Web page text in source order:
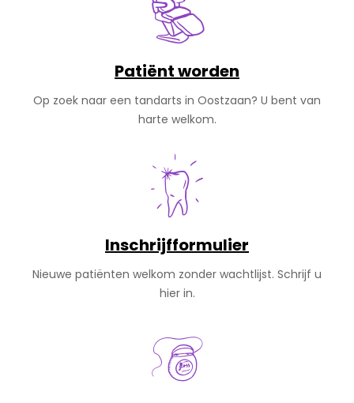
Patiënt worden
Op zoek naar een tandarts in Oostzaan? U bent van
harte welkom.
Inschrijfformulier
Nieuwe patiënten welkom zonder wachtlijst. Schrijf u
hier in.